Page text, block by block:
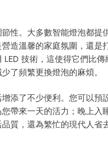
性。大多數智能燈泡都提
造溫馨的家庭氛圍，還是
技術，這使得它們比
了頻繁更換燈泡的麻煩。
添了不少便利。您可以預
帶來一天的活力；晚上入
質，還為繁忙的現代人省